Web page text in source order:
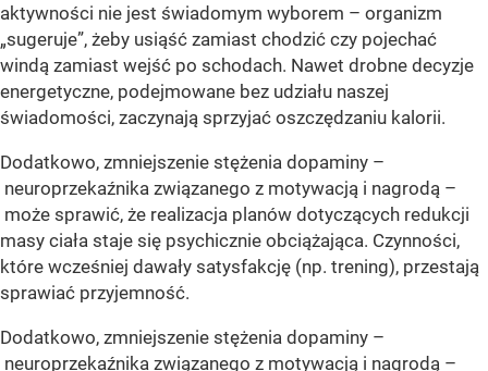
aktywności nie jest świadomym wyborem – organizm
„sugeruje”, żeby usiąść zamiast chodzić czy pojechać
windą zamiast wejść po schodach. Nawet drobne decyzje
energetyczne, podejmowane bez udziału naszej
świadomości, zaczynają sprzyjać oszczędzaniu kalorii.
Dodatkowo, zmniejszenie stężenia dopaminy –
neuroprzekaźnika związanego z motywacją i nagrodą –
może sprawić, że realizacja planów dotyczących redukcji
masy ciała staje się psychicznie obciążająca. Czynności,
które wcześniej dawały satysfakcję (np. trening), przestają
sprawiać przyjemność.
Dodatkowo, zmniejszenie stężenia dopaminy –
neuroprzekaźnika związanego z motywacją i nagrodą –